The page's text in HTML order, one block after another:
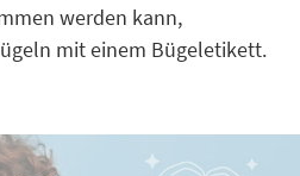
werden kann,
mit einem Bügeletikett.